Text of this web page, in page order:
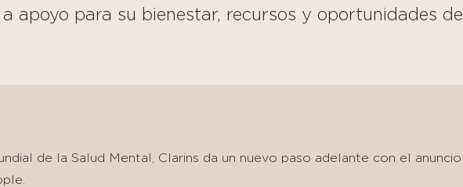
apoyo para su bienestar, recursos y oportunidades de
de la Salud Mental, Clarins da un nuevo paso adelante con el anuncio